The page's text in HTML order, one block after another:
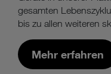
gesamten
bis zu allen weiteren
Mehr erfahren